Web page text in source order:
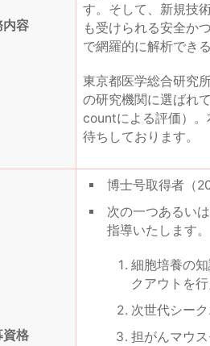
容
す。そして、新規技
も受けられる安全か
で網羅的に解析でき
東京都医学総合研究
の研究機関に選ばれ
countによる評価）
待ちしております。
格
博士号取得者（
次の一つあるい
指導いたします。
細胞培養の
クアウトを行
次世代シー
担がんマウ